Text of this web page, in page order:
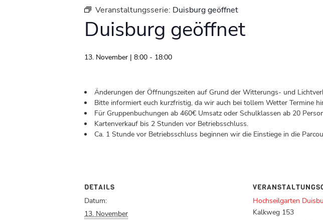
Veranstaltungsserie: Duisburg geöffnet
Duisburg geöffnet
13. November | 8:00 - 18:00
Änderungen der Öffnungszeiten auf Grund der Witterungs- und
Bitte informiert euch kurzfristig, da wir auch bei tollem Wetter Termine
Für Gruppenbuchungen ab 460€ Umsatz oder Schulklassen ab 20
Kartenverkauf bis 2 Stunden vor Betriebsschluss.
Ca. 1 Stunde vor Betriebsschluss beginnen wir die Einstiege in die
DETAILS
Datum:
13. November
Hochseilgarten
Kalkweg 153